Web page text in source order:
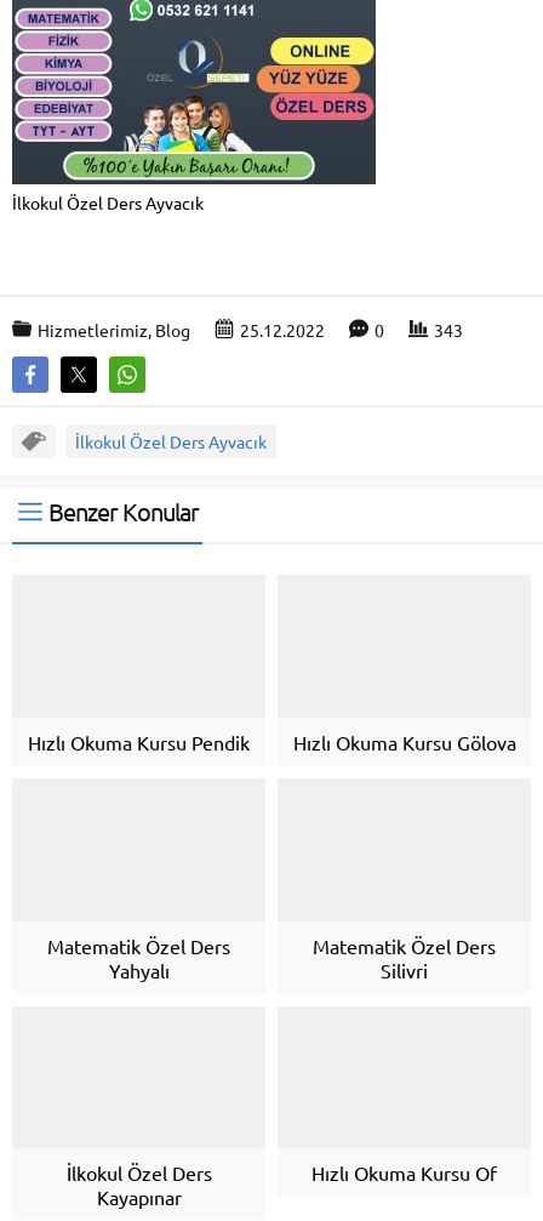
İlkokul Özel Ders Ayvacık
Hizmetlerimiz, Blog 25.12.2022 0 343
İlkokul Özel Ders Ayvacık
Benzer Konular
Hızlı Okuma Kursu Pendik Hızlı Okuma Kursu Gölova
Matematik Özel Ders
Yahyalı
Matematik Özel Ders
Silivri
İlkokul Özel Ders
Kayapınar
Hızlı Okuma Kursu Of